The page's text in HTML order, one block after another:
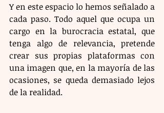
Y en este espacio lo hemos señalado a
cada paso. Todo aquel que ocupa un
cargo en la burocracia estatal, que
tenga algo de relevancia, pretende
crear sus propias plataformas con
una imagen que, en la mayoría de las
ocasiones, se queda demasiado lejos
de la realidad.